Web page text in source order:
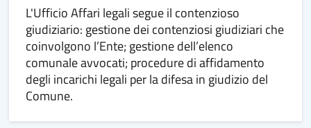
L'Ufficio Affari legali segue il contenzioso
giudiziario: gestione dei contenziosi giudiziari che
coinvolgono l’Ente; gestione dell’elenco
comunale avvocati; procedure di affidamento
degli incarichi legali per la difesa in giudizio del
Comune.